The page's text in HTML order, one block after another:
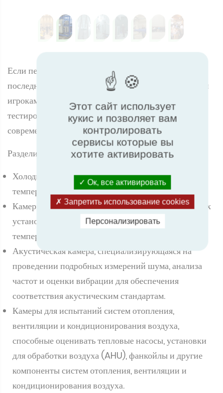
Если первый день дал возможность погрузиться в
последние технические вызовы вместе с ключевыми
игроками отрасли, то второй день был посвящен
тестированию и сертификации с экскурсией по
современной лаборатории TÜV SÜD в Ольхинге.
Разделившись на группы, делегаты осмотрели:
Холодильные камеры, способные производить
температуру до -50oC.
Камеры для испытаний транспортных холодильных
установок, включая краткий визит в камеру с
температурой -8 °C.
Акустическая камера, специализирующаяся на
проведении подробных измерений шума, анализа
частот и оценки вибрации для обеспечения
соответствия акустическим стандартам.
Камеры для испытаний систем отопления,
вентиляции и кондиционирования воздуха,
способные оценивать тепловые насосы, установки
для обработки воздуха (AHU), фанкойлы и другие
компоненты систем отопления, вентиляции и
кондиционирования воздуха.
Этот сайт использует
кукис и позволяет вам
контролировать
сервисы которые вы
хотите активировать
Ок, все активировать
Запретить использование cookies
Персонализировать